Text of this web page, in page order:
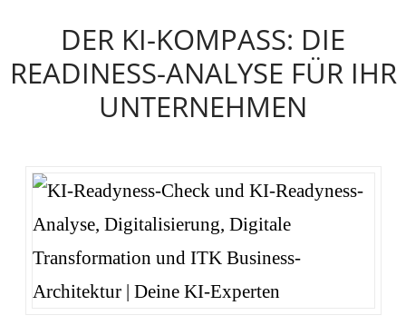
DER KI-KOMPASS: DIE
READINESS-ANALYSE FÜR IHR
UNTERNEHMEN